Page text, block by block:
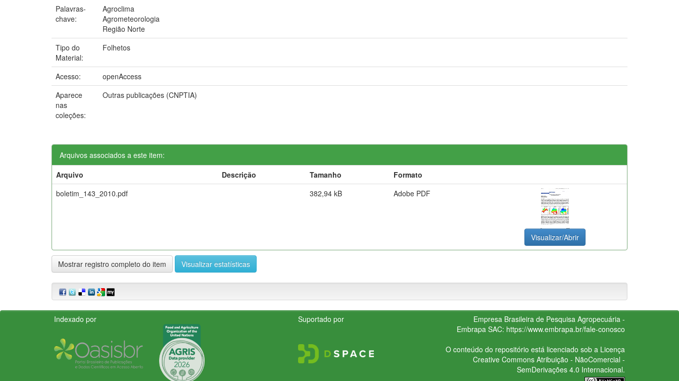
Palavras-
chave:
Agroclima
Agrometeorologia
Região Norte
Tipo do
Material:
Folhetos
Acesso:
openAccess
Aparece
nas
coleções:
Outras publicações (CNPTIA)
Arquivos associados a este item:
Arquivo
Descrição Tamanho
Formato
boletim_143_2010.pdf
382,94 kB Adobe PDF
Visualizar/Abrir
Mostrar registro completo do item Visualizar estatísticas
Indexado por Suportado por
Empresa Brasileira de Pesquisa Agropecuária -
Embrapa SAC: https://www.embrapa.br/fale-conosco
O conteúdo do repositório está licenciado sob a Licença
Creative CommonsAtribuição - NãoComercial -
SemDerivações 4.0 Internacional.